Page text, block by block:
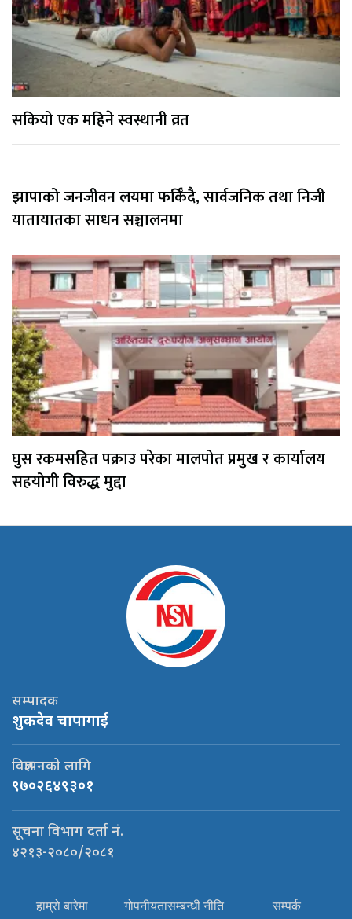
सकियो एक महिने स्वस्थानी व्रत
झापाको जनजीवन लयमा फर्किँदै, सार्वजनिक तथा निजी
यातायातका साधन सञ्चालनमा
घुस रकमसहित पक्राउ परेका मालपोत प्रमुख र कार्यालय
सहयोगी विरुद्ध मुद्दा
सम्पादक
शुकदेव चापागाई
विज्ञापनको लागि
९७०२६४९३०१
सूचना विभाग दर्ता नं.
४२१३-२०८०/२०८१
हाम्रो बारेमा गोपनीयतासम्बन्धी नीति सम्पर्क